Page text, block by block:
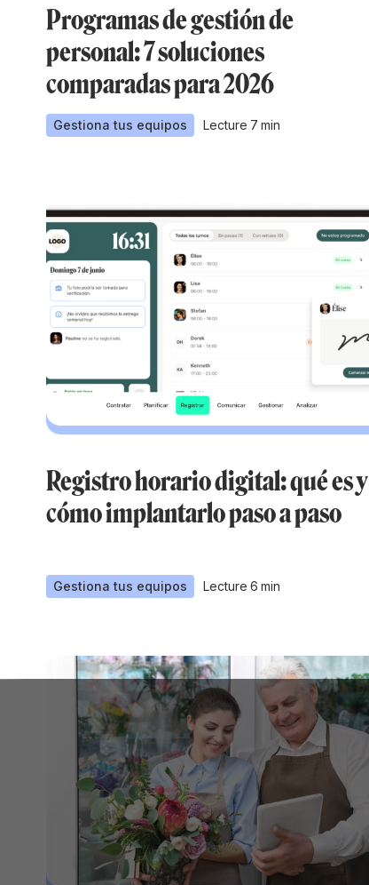
Programas de gestión de
personal: 7 soluciones
comparadas para 2026
Gestiona tus equipos Lecture 7 min
Registro horario digital: qué es y
cómo implantarlo paso a paso
Gestiona tus equipos Lecture 6 min